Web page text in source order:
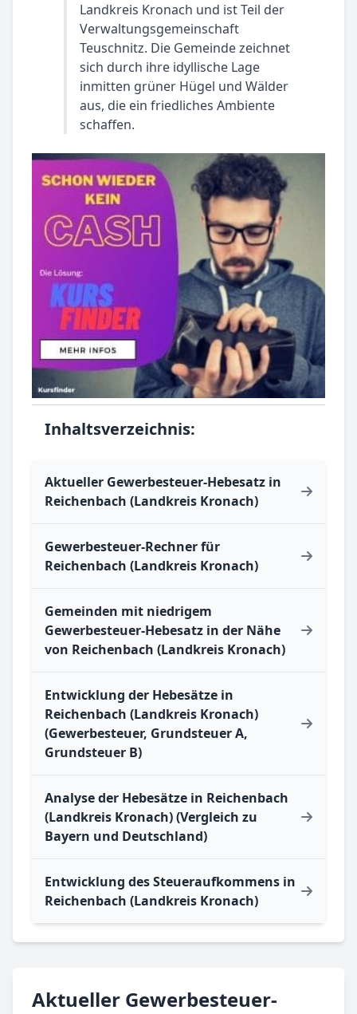
Landkreis Kronach und ist Teil der
Verwaltungsgemeinschaft
Teuschnitz. Die Gemeinde zeichnet
sich durch ihre idyllische Lage
inmitten grüner Hügel und Wälder
aus, die ein friedliches Ambiente
schaffen.
Inhaltsverzeichnis:
Aktueller Gewerbesteuer-Hebesatz in
Reichenbach (Landkreis Kronach)
Gewerbesteuer-Rechner für
Reichenbach (Landkreis Kronach)
Gemeinden mit niedrigem
Gewerbesteuer-Hebesatz in der Nähe
von Reichenbach (Landkreis Kronach)
Entwicklung der Hebesätze in
Reichenbach (Landkreis Kronach)
(Gewerbesteuer, Grundsteuer A,
Grundsteuer B)
Analyse der Hebesätze in Reichenbach
(Landkreis Kronach) (Vergleich zu
Bayern und Deutschland)
Entwicklung des Steueraufkommens in
Reichenbach (Landkreis Kronach)
Aktueller Gewerbesteuer-